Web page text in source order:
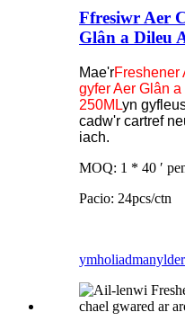
Ffresiwr Aer
Glân a Dileu
Mae'rFreshener
gyfer Aer Glân
250MLyn
cadw'r cartref
iach.
MOQ: 1 * 40 ′
Pacio: 24pcs/ctn
ymholiadmanylder